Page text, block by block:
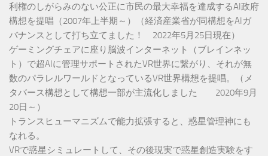
利権のしがらみのない公正に市民の最大幸福を達成するAI政府
構想を提唱（2007年上半期～）（経済産業省が同構想をAIガ
バナンスとして打ち立てました！ 2022年5月25日現在）
ゲーミングチェアに座り脳波インターネット（ブレインネッ
ト）で超AIに管理サポートされたVR世界に繋がり、それが無
数のパラレルワールドとなっているVR世界構想を提唱。（メ
タバース構想として構想一部が主流化しました 2020年9月
20日～）
トランスヒューマニズムで能力拡張すると、惑星管理神にも
なれる。
VRで惑星シミュレートして、その後現実で惑星創造実験をす